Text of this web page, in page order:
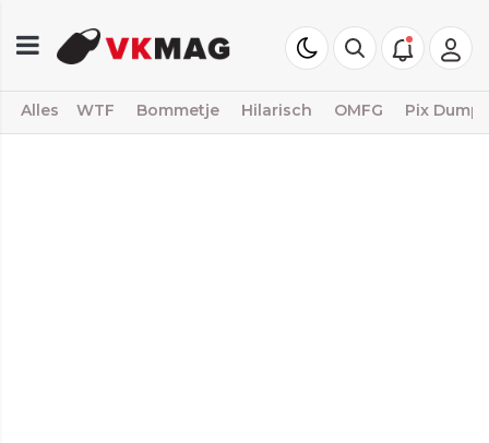
Alles WTF Bommetje Hilarisch OMFG Pix Dump